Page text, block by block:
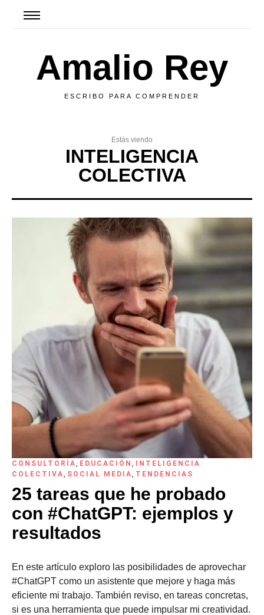
Amalio Rey
ESCRIBO PARA COMPRENDER
Estás viendo
INTELIGENCIA
COLECTIVA
CONSULTORÍA, EDUCACIÓN ,
INTELIGENCIA
COLECTIVA, SOCIAL MEDIA, TENDENCIAS
25 tareas que he probado
con #ChatGPT: ejemplos y
resultados
En este artículo exploro las posibilidades de aprovechar
#ChatGPT como un asistente que mejore y haga más
eficiente mi trabajo. También reviso, en tareas concretas,
si es una herramienta que puede impulsar mi creatividad.